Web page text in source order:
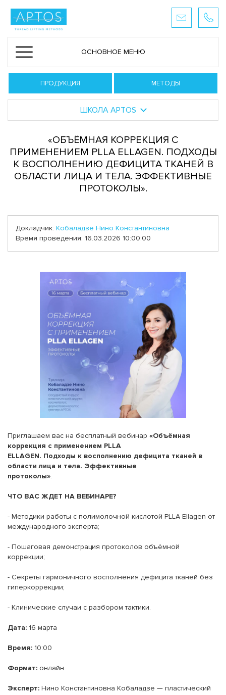
ОСНОВНОЕ МЕНЮ
ПРОДУКЦИЯ МЕТОДЫ
ШКОЛА APTOS
«ОБЪЁМНАЯ КОРРЕКЦИЯ С
ПРИМЕНЕНИЕМ PLLA ELLAGEN. ПОДХОДЫ
К ВОСПОЛНЕНИЮ ДЕФИЦИТА ТКАНЕЙ В
ОБЛАСТИ ЛИЦА И ТЕЛА. ЭФФЕКТИВНЫЕ
ПРОТОКОЛЫ».
Докладчик: Кобаладзе Нино Константиновна
Время проведения: 16.03.2026 10:00:00
Приглашаем вас на бесплатный вебинар «Объёмная
коррекция с применением PLLA
ELLAGEN. Подходы к восполнению дефицита тканей в
области лица и тела. Эффективные
протоколы».
ЧТО ВАС ЖДЕТ НА ВЕБИНАРЕ?
- Методики работы с полимолочной кислотой PLLA Ellagen от
международного эксперта;
- Пошаговая демонстрация протоколов объёмной
коррекции;
- Секреты гармоничного восполнения дефицита тканей без
гиперкоррекции;
- Клинические случаи с разбором тактики.
Дата: 16 марта
Время: 10:00
Формат: онлайн
Эксперт: Нино Константиновна Кобаладзе — пластический